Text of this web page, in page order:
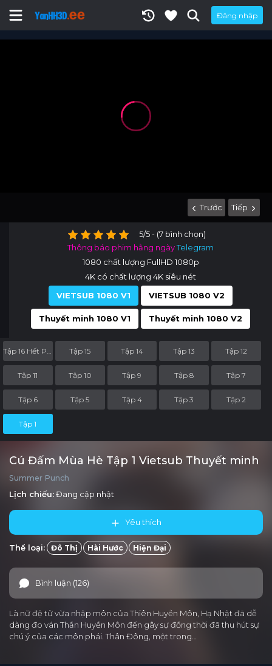
Đăng nhập
Trước Tiếp
5/5 - (7 bình chọn)
Thông báo phim hằng ngàyTelegram
1080 chất lượng FullHD 1080p
4K có chất lượng 4K siêu nét
VIETSUB 1080 V1
VIETSUB 1080 V2
Thuyết minh 1080 V1 Thuyết minh 1080 V2
Tập 15 Tập 14 Tập 13 Tập 12
Tập 11 Tập 10 Tập 9 Tập 8 Tập 7
Tập 6 Tập 5 Tập 4 Tập 3 Tập 2
Tập 1
Cú Đấm Mùa Hè Tập 1 Vietsub Thuyết minh
Summer Punch
Lịch chiếu:Đang cập nhật
Yêu thích
Thể loại: Đô Thị Hài Hước Hiện Đại
Bình luận (126)
Là nữ đệ tử vừa nhập môn của Thiên Huyền Môn, Hạ Nhật đã dễ
dàng đo ván Thần Huyền Môn đến gây sự đồng thời đã thu hút sự
chú ý của các môn phái. Thân Đông, một trong…